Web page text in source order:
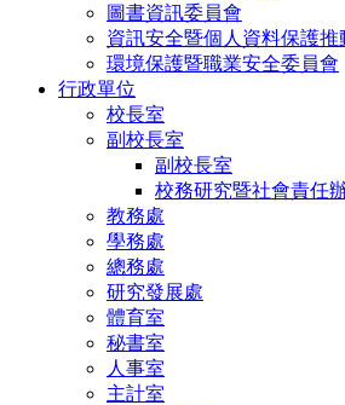
圖書資訊委員會
資訊安全暨個人資料保護推
環境保護暨職業安全委員會
行政單位
校長室
副校長室
副校長室
校務研究暨社會責任
教務處
學務處
總務處
研究發展處
體育室
秘書室
人事室
主計室